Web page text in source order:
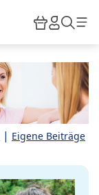
HiPP
| Eigene Beiträge